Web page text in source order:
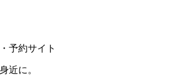
予約サイト
近に。